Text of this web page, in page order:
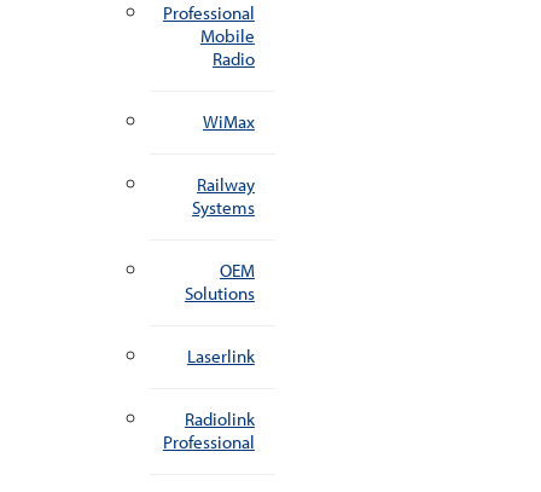
Professional
Mobile
Radio
WiMax
Railway
Systems
OEM
Solutions
Laserlink
Radiolink
Professional